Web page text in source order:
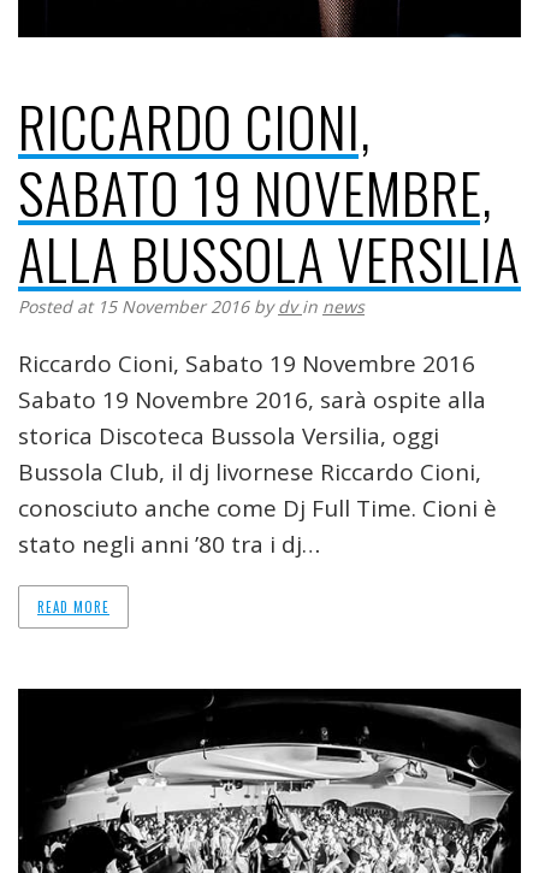
RICCARDO CIONI,
SABATO 19 NOVEMBRE,
ALLA BUSSOLA VERSILIA
Posted at 15 November 2016 bydvin news
Riccardo Cioni, Sabato 19 Novembre 2016
Sabato 19 Novembre 2016, sarà ospite alla
storica Discoteca Bussola Versilia, oggi
Bussola Club, il dj livornese Riccardo Cioni,
conosciuto anche come Dj Full Time. Cioni è
stato negli anni ’80 tra i dj…
READ MORE